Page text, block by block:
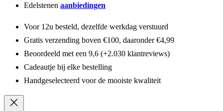
Edelstenen aanbiedingen
Voor 12u besteld, dezelfde werkdag verstuurd
Gratis verzending boven €100, daaronder €4,99
Beoordeeld met een 9,6 (+2.030 klantreviews)
Cadeautje bij elke bestelling
Handgeselecteerd voor de mooiste kwaliteit